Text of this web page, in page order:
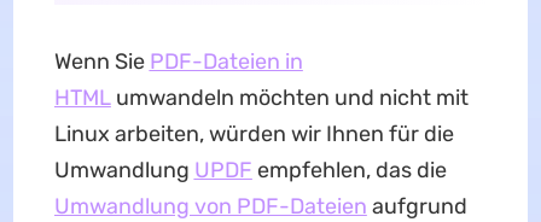
Wenn Sie PDF-Dateien in
HTMLumwandeln möchten und nicht mit
Linux arbeiten, würden wir Ihnen für die
Umwandlung UPDF empfehlen, das die
Umwandlung von PDF-Dateien aufgrund